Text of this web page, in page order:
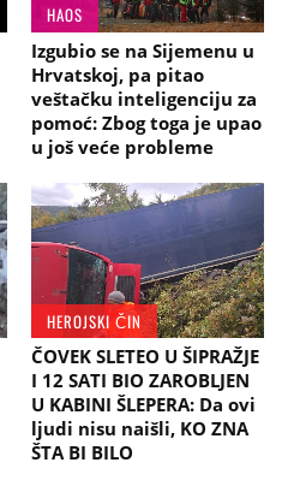
HAOS
Izgubio se na Sijemenu u
Hrvatskoj, pa pitao
veštačku inteligenciju za
pomoć: Zbog toga je upao
u još veće probleme
HEROJSKI ČIN
ČOVEK SLETEO U ŠIPRAŽJE
I 12 SATI BIO ZAROBLJEN
U KABINI ŠLEPERA: Da ovi
ljudi nisu naišli, KO ZNA
ŠTA BI BILO